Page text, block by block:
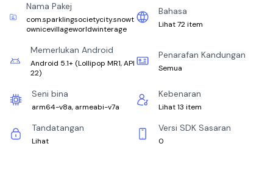
Nama Pakej
com.sparklingsocietycity.snowt
ownicevillageworldwinterage
Bahasa
Lihat 72 item
Memerlukan Android
Android 5.1+ (Lollipop MR1, API
22)
Penarafan Kandungan
Semua
Seni bina
arm64-v8a, armeabi-v7a
Kebenaran
Lihat 13 item
Tandatangan
Lihat
Versi SDK Sasaran
0